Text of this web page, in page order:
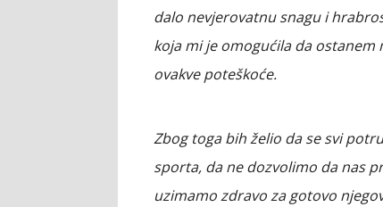
dalo nevjerovatnu snagu i
koja mi je omogućila da
ovakve poteškoće.
Zbog toga bih želio da se svi
sporta, da ne dozvolimo da nas
uzimamo zdravo za gotovo